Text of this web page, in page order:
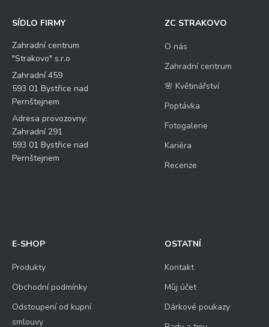
SÍDLO FIRMY
Zahradní centrum
"Strakovo" s.r.o
Zahradní 459
593 01 Bystřice nad
Pernštejnem
Adresa provozovny:
Zahradní 291
593 01 Bystřice nad
Pernštejnem
ZC STRAKOVO
O nás
Zahradní centrum
🌸 Květinářství
Poptávka
Fotogalerie
Kariéra
Recenze
E-SHOP
Produkty
Obchodní podmínky
Odstoupení od kupní
smlouvy
OSTATNÍ
Kontakt
Můj účet
Dárkové poukazy